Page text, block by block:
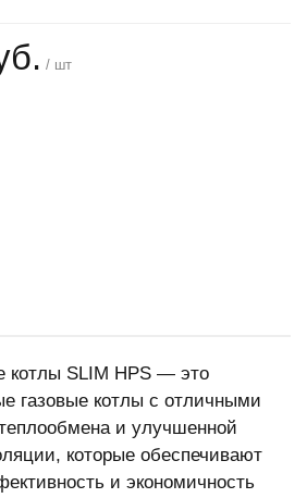
/ шт
котлы SLIM HPS — это
газовые котлы с отличными
и улучшенной
которые обеспечивают
и экономичность